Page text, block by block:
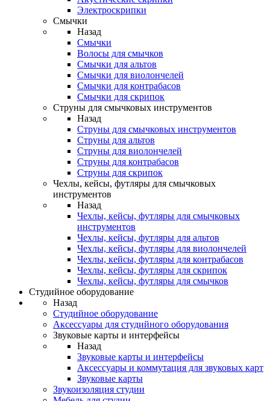
Электроскрипки
Смычки
Назад
Смычки
Волосы для смычков
Смычки для альтов
Смычки для виолончелей
Смычки для контрабасов
Смычки для скрипок
Струны для смычковых инструментов
Назад
Струны для смычковых инструментов
Струны для альтов
Струны для виолончелей
Струны для контрабасов
Струны для скрипок
Чехлы, кейсы, футляры для смычковых
инструментов
Назад
Чехлы, кейсы, футляры для смычковых
инструментов
Чехлы, кейсы, футляры для альтов
Чехлы, кейсы, футляры для виолончелей
Чехлы, кейсы, футляры для контрабасов
Чехлы, кейсы, футляры для скрипок
Чехлы, кейсы, футляры для смычков
Студийное оборудование
Назад
Студийное оборудование
Аксессуары для студийного оборудования
Звуковые карты и интерфейсы
Назад
Звуковые карты и интерфейсы
Аксессуары и коммутация для звуковых карт
Звуковые карты
Звукоизоляция студии